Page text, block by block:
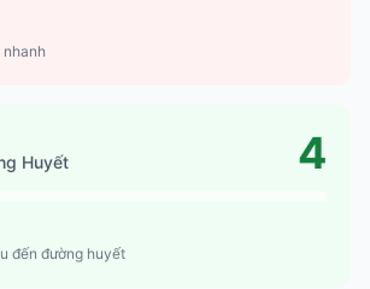
Huyết 4
đến đường huyết